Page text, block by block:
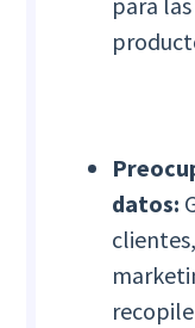
datos: